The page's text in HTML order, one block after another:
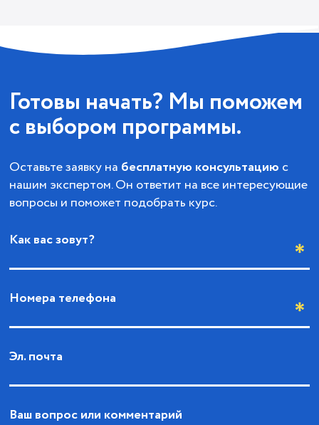
Готовы начать? Мы поможем
с выбором программы.
Оставьте заявку на бесплатную консультацию с
нашим экспертом. Он ответит на все интересующие
вопросы и поможет подобрать курс.
Как вас зовут?
Номера телефона
Эл. почта
Ваш вопрос или комментарий